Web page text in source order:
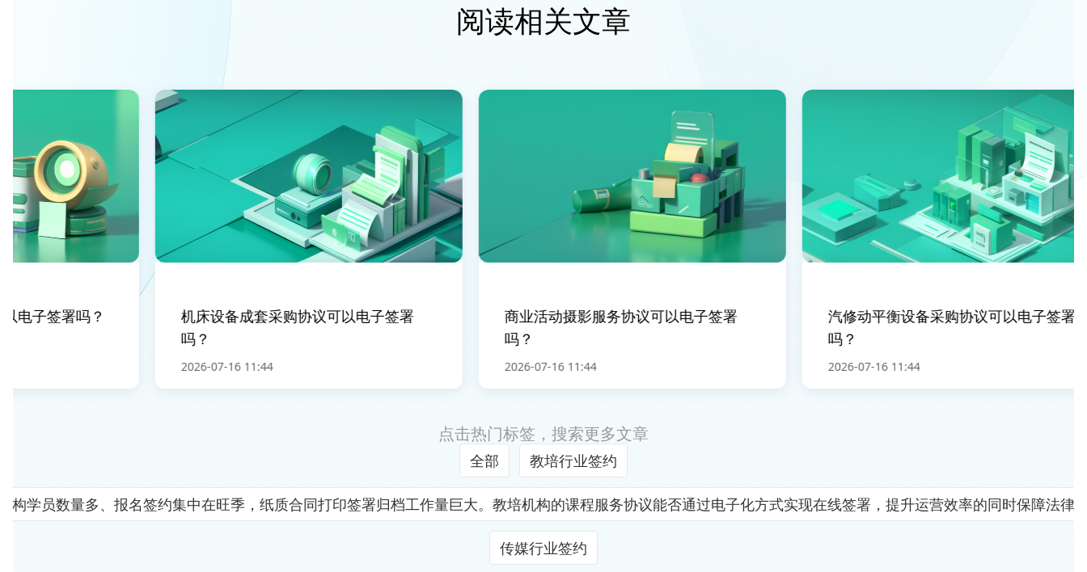
阅读相关文章
子签署吗？
机床设备成套采购协议可以电子签署
吗？
2026-07-16 11:44
商业活动摄影服务协议可以电子签署
吗？
2026-07-16 11:44
汽修动平衡设备采购协议可以电子签署
吗？
2026-07-16 11:44
点击热门标签，搜索更多文章
全部 教培行业签约
构学员数量多、报名签约集中在旺季，纸质合同打印签署归档工作量巨大。教培机构的课程服务协议能否通过电子化方式实现在线签署，提升运营效率的同时保障法律
传媒行业签约